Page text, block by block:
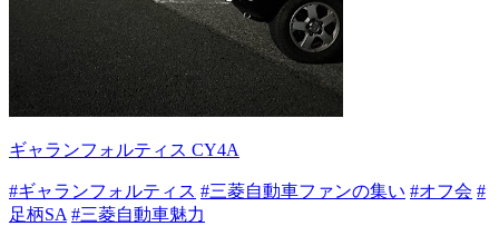
ギャランフォルティス CY4A
#ギャランフォルティス #三菱自動車ファンの集い #オフ会 #
足柄SA #三菱自動車魅力